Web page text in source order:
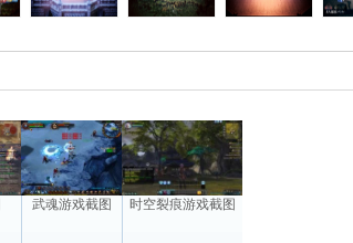
武魂游戏截图 时空裂痕游戏截图